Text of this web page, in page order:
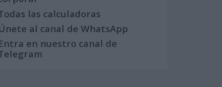
las calculadoras
al canal de WhatsApp
en nuestro canal de